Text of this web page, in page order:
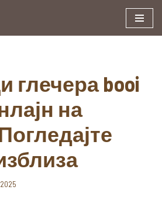
глечера booi
на